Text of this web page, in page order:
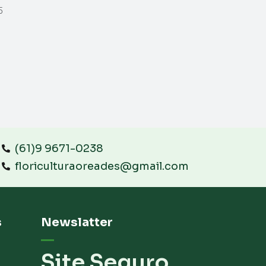
(61)9 9671-0238
floriculturaoreades@gmail.com
Newslatter